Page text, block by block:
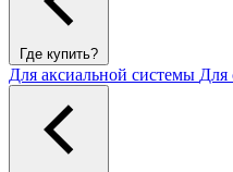
Где купить?
Для аксиальной системы Для